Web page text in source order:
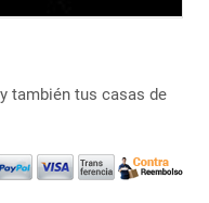
también tus casas de